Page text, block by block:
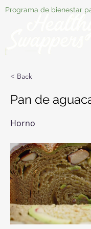
Programa de bienestar
< Back
Pan de
Horno